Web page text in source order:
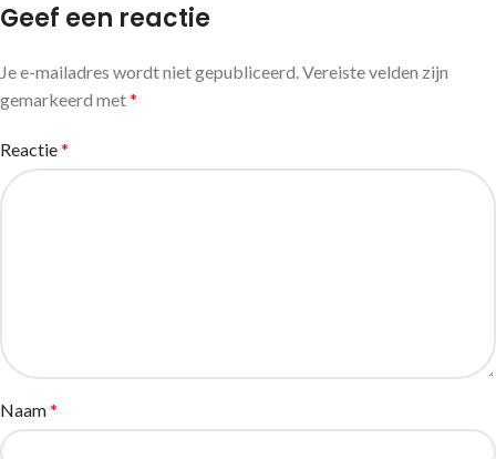
Geef een reactie
Je e-mailadres wordt niet gepubliceerd.Vereiste velden zijn
gemarkeerd met*
Reactie*
Naam*